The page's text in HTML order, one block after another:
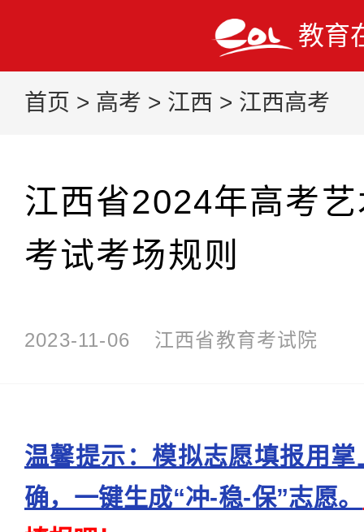
教育
首页 > 高考 > 江西 > 江西高考
江西省2024年高考
考试考场规则
2023-11-06 江西省教育考试院
温馨提示：模拟志愿填报用
确，一键生成“冲-稳-保”志愿。